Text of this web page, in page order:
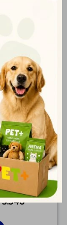
3D
L
3.548